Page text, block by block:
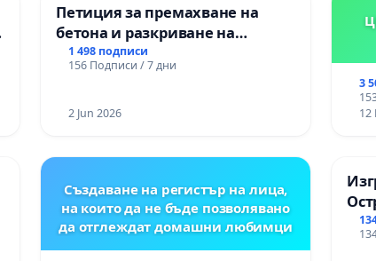
Петиция за премахване на
бетона и разкриване на
античното сърце на
Могиланската могила във
1 498 подписи
156 Подписи / 7 дни
2 Jun 2026
3
12
Създаване на регистър на лица,
на които да не бъде позволявано
да отглеждат домашни любимци